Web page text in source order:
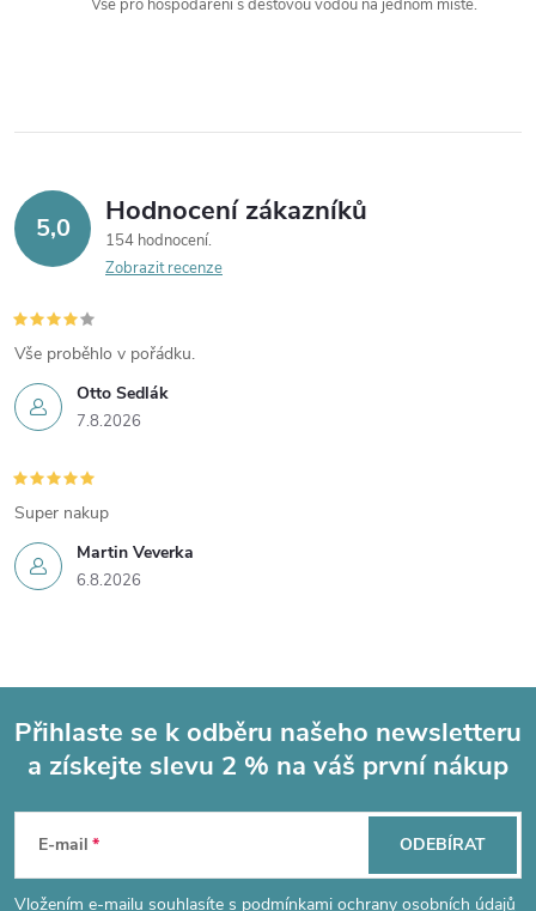
Vše pro hospodaření s dešťovou vodou na jednom místě.
5,0 Hodnocení zákazníků
154 hodnocení
Zobrazit recenze
Otto Sedlák
7.8.2026
Vše proběhlo v pořádku.
Martin Veverka
6.8.2026
Super nakup
Přihlaste se k odběru našeho newsletteru
a získejte slevu 2 % na váš první nákup
E-mail
Vložením e-mailu souhlasíte s podmínkami ochrany osobních údajů
ODEBÍRAT